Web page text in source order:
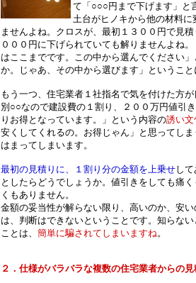
て「○○○円まで下げます」と
土台がヒノキから他の材料
ませんよね。クロスが、最初１３００円で見
０００円に下げられていても解りませんよね
はここまでです。この中から選んでください
か。じゃあ、その中から選びます」というこ
もう一つ、住宅業者１社指名で気を付けた方
別○○なので建設費の１割り、２００万円値引
りお得となっています。」という内容の誘い文
安くしてくれるの。お得じゃん」と思ってし
はまってしまいます。
最初の見積りに、１割り分の金額を上乗せし
としたらどうでしょうか。値引きをしても痛
くもありません。
金額の妥当性が解らない限り、高いのか、安い
は、判断はできないということです。知らな
ことは、 簡単に騙されてしまいますね。
２．仕様がバラバラな複数の住宅業者からの見